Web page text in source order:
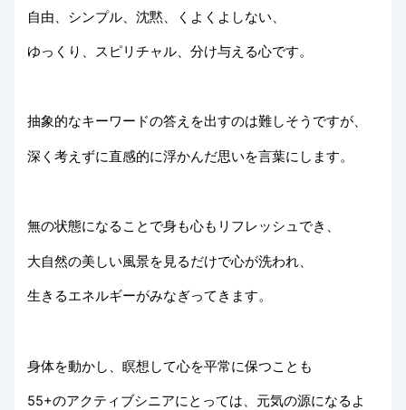
自由、シンプル、沈黙、くよくよしない、
ゆっくり、スピリチャル、分け与える心です。
抽象的なキーワードの答えを出すのは難しそうですが、
深く考えずに直感的に浮かんだ思いを言葉にします。
無の状態になることで身も心もリフレッシュでき、
大自然の美しい風景を見るだけで心が洗われ、
生きるエネルギーがみなぎってきます。
身体を動かし、瞑想して心を平常に保つことも
55+のアクティブシニアにとっては、元気の源になるよ